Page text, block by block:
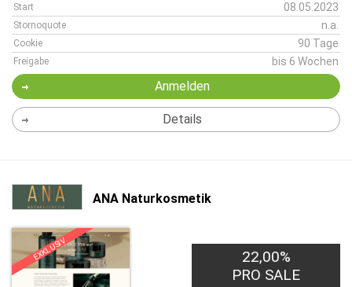
Start 08.05.2023
Stornoquote n.a.
Cookie 90 Tage
Freigabe bis 6 Wochen
Anmelden
Details
ANA Naturkosmetik
EXKLUSIV
22,00%
PRO SALE